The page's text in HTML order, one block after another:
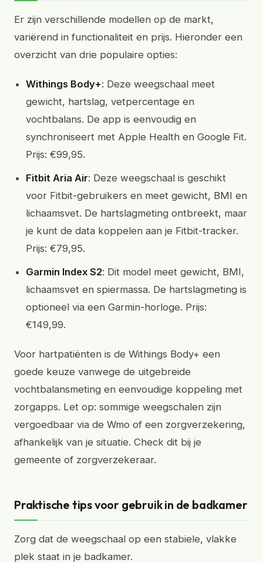
Er zijn verschillende modellen op de markt,
variërend in functionaliteit en prijs. Hieronder een
overzicht van drie populaire opties:
Withings Body+: Deze weegschaal meet
gewicht, hartslag, vetpercentage en
vochtbalans. De app is eenvoudig en
synchroniseert met Apple Health en Google Fit.
Prijs: €99,95.
Fitbit Aria Air: Deze weegschaal is geschikt
voor Fitbit-gebruikers en meet gewicht, BMI en
lichaamsvet. De hartslagmeting ontbreekt, maar
je kunt de data koppelen aan je Fitbit-tracker.
Prijs: €79,95.
Garmin Index S2: Dit model meet gewicht, BMI,
lichaamsvet en spiermassa. De hartslagmeting is
optioneel via een Garmin-horloge. Prijs:
€149,99.
Voor hartpatiënten is de Withings Body+ een
goede keuze vanwege de uitgebreide
vochtbalansmeting en eenvoudige koppeling met
zorgapps. Let op: sommige weegschalen zijn
vergoedbaar via de Wmo of een zorgverzekering,
afhankelijk van je situatie. Check dit bij je
gemeente of zorgverzekeraar.
Praktische tips voor gebruik in de badkamer
Zorg dat de weegschaal op een stabiele, vlakke
plek staat in je badkamer.